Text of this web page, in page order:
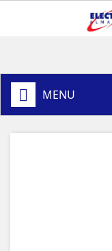
MENU